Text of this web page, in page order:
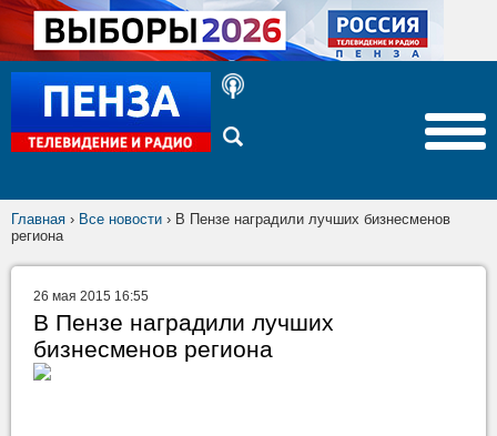
Главная › Все новости › В Пензе наградили лучших бизнесменов
региона
26 мая 2015 16:55
В Пензе наградили лучших
бизнесменов региона